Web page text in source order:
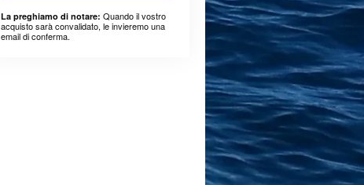
La preghiamo di notare: Quando il vostro
acquisto sarà convalidato, le invieremo una
email di conferma.